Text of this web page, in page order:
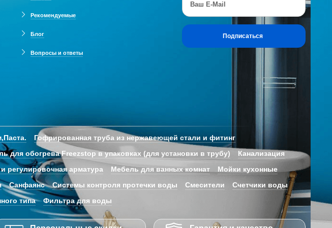
Рекомендуемые
Блог
Вопросы и ответы
Ваш E-Mail
Подписаться
Гофрированная труба из нержавеющей стали и фитинг
для обогрева Freezstop в упаковках (для установки в трубу)
Канализация
регулировочная арматура Мебель для ванных комнат
Мойки кухонные
Санфаянс Системы контроля протечки воды Смесители
Счетчики воды
типа Фильтра для воды